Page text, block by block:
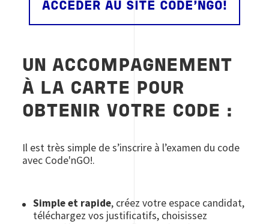
ACCÉDER AU SITE CODE'NGO!
UN ACCOMPAGNEMENT
À LA CARTE POUR
OBTENIR VOTRE CODE :
Il est très simple de s’inscrire à l’examen du code
avec Code'nGO!.
Simple et rapide, créez votre espace candidat,
téléchargez vos justificatifs, choisissez